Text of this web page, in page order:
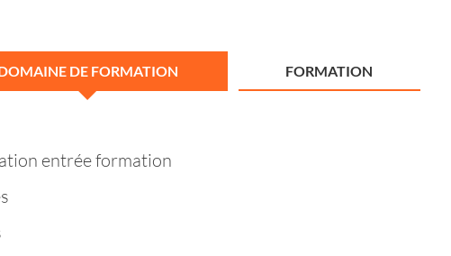
DE FORMATION FORMATION
entrée formation